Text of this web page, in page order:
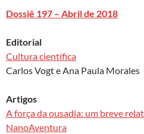
to
d
o
n
e
o
o
at
A
p
nt
Dossiê 197 – Abril de 2018
Editorial
Cultura científica
Carlos Vogt e Ana Paula Morales
Artigos
A força da ousadia: um breve
NanoAventura